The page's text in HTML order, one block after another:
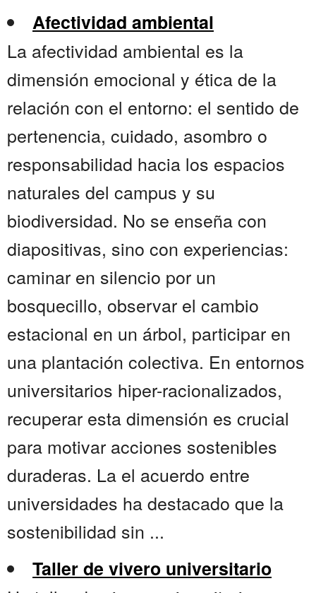
Afectividad ambiental
La afectividad ambiental es la
dimensión emocional y ética de la
relación con el entorno: el sentido de
pertenencia, cuidado, asombro o
responsabilidad hacia los espacios
naturales del campus y su
biodiversidad. No se enseña con
diapositivas, sino con experiencias:
caminar en silencio por un
bosquecillo, observar el cambio
estacional en un árbol, participar en
una plantación colectiva. En entornos
universitarios hiper-racionalizados,
recuperar esta dimensión es crucial
para motivar acciones sostenibles
duraderas. La el acuerdo entre
universidades ha destacado que la
sostenibilidad sin ...
Taller de vivero universitario